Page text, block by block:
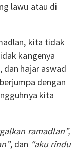
lawu atau di
kita tidak
kangenya
dan hajar aswad
dengan
kita
ramadlan”,
, dan “aku rindu